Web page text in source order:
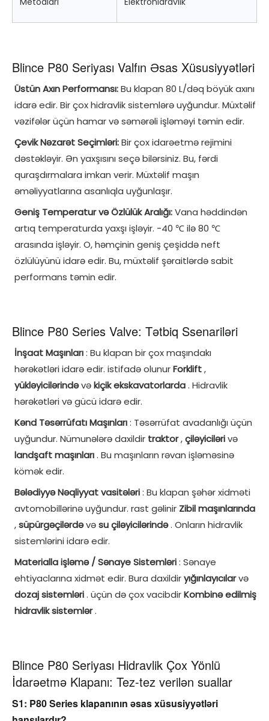
Blince P80 Seriyası Valfın Əsas Xüsusiyyətləri
Üstün Axın Performansı:Bu klapan 80 L/dəq böyük axını
idarə edir. Bir çox hidravlik sistemlərə uyğundur. Müxtəlif
vəzifələr üçün hamar və səmərəli işləməyi təmin edir.
Çevik Nəzarət Seçimləri:Bir çox idarəetmə rejimini
dəstəkləyir. Ən yaxşısını seçə bilərsiniz. Bu, fərdi
quraşdırmalara imkan verir. Müxtəlif maşın
əməliyyatlarına asanlıqla uyğunlaşır.
Geniş Temperatur və Özlülük Aralığı:Vana həddindən
artıq temperaturda yaxşı işləyir. -40 ℃ ilə 80 ℃
arasında işləyir. O, həmçinin geniş çeşiddə neft
özlülüyünü idarə edir. Bu, müxtəlif şəraitlərdə sabit
performans təmin edir.
Blince P80 Series Valve: Tətbiq Ssenariləri
İnşaat Maşınları: Bu klapan bir çox maşındakı
hərəkətləri idarə edir. istifadə olunurForklift,
yükləyicilərindəvəkiçik ekskavatorlarda. Hidravlik
hərəkətləri və gücü idarə edir.
Kənd Təsərrüfatı Maşınları: Təsərrüfat avadanlığı üçün
uyğundur. Nümunələrə daxildir traktor,çiləyicilərivə
landşaft maşınları. Bu maşınların rəvan işləməsinə
kömək edir.
Bələdiyyə Nəqliyyat vasitələri: Bu klapan şəhər xidməti
avtomobillərinə uyğundur. rast gəlinir Zibil maşınlarında
,süpürgəçilərdəvəsu çiləyicilərində. Onların hidravlik
sistemlərini idarə edir.
Materialla işləmə / Sənaye Sistemləri: Sənaye
ehtiyaclarına xidmət edir. Bura daxildiryığınlayıcılarvə
dozaj sistemləri. üçün də çox vacibdirKombinə edilmiş
hidravlik sistemlər.
Blince P80 Seriyası Hidravlik Çox Yönlü
İdarəetmə Klapanı: Tez-tez verilən suallar
S1: P80 Series klapanının əsas xüsusiyyətləri